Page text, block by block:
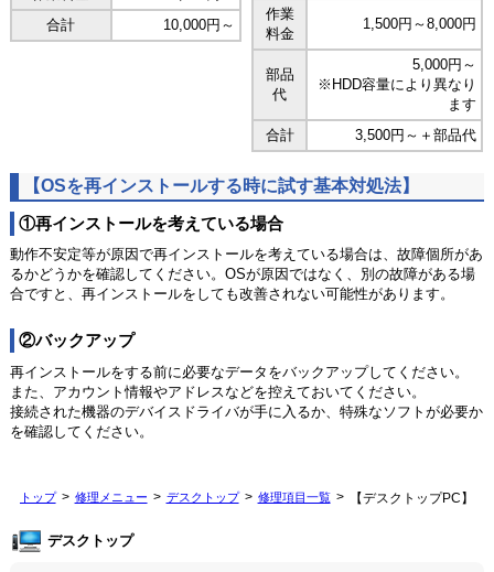
合計
10,000円～
作業
料金
1,500円～8,000円
部品
代
5,000円～
※HDD容量により異なり
ます
合計
3,500円～＋部品代
【OSを再インストールする時に試す基本対処法】
①再インストールを考えている場合
動作不安定等が原因で再インストールを考えている場合は、故障個所があ
るかどうかを確認してください。OSが原因ではなく、別の故障がある場
合ですと、再インストールをしても改善されない可能性があります。
②バックアップ
再インストールをする前に必要なデータをバックアップしてください。
また、アカウント情報やアドレスなどを控えておいてください。
接続された機器のデバイスドライバが手に入るか、特殊なソフトが必要か
を確認してください。
トップ 修理メニュー デスクトップ 修理項目一覧 【デスクトップPC】
デスクトップ